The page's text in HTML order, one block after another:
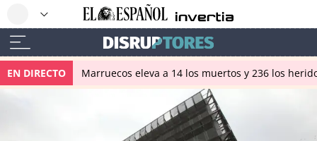
EN DIRECTO Marruecos eleva a 14 los muertos y 236 los